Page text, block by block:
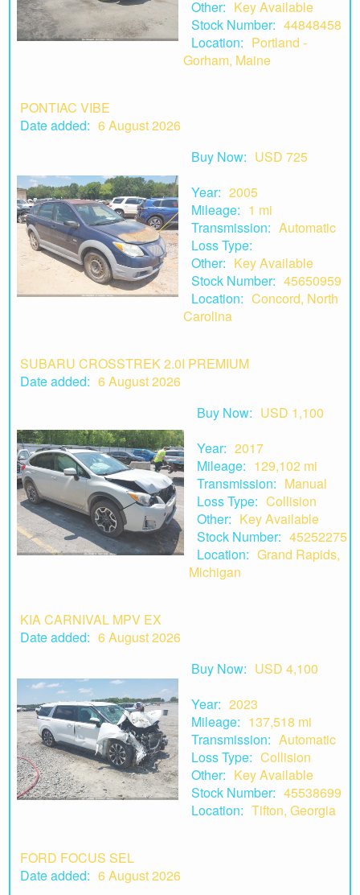
Other: Key Available
Stock Number: 44848458
Location: Portland -
Gorham, Maine
PONTIAC VIBE
Date added: 6 August 2026
Buy Now: USD 725
Year: 2005
Mileage: 1 mi
Transmission: Automatic
Loss Type:
Other: Key Available
Stock Number: 45650959
Location: Concord, North
Carolina
SUBARU CROSSTREK 2.0I PREMIUM
Date added: 6 August 2026
Buy Now: USD 1,100
Year: 2017
Mileage: 129,102 mi
Transmission: Manual
Loss Type: Collision
Other: Key Available
Stock Number: 45252275
Location: Grand Rapids,
Michigan
KIA CARNIVAL MPV EX
Date added: 6 August 2026
Buy Now: USD 4,100
Year: 2023
Mileage: 137,518 mi
Transmission: Automatic
Loss Type: Collision
Other: Key Available
Stock Number: 45538699
Location: Tifton, Georgia
FORD FOCUS SEL
Date added: 6 August 2026